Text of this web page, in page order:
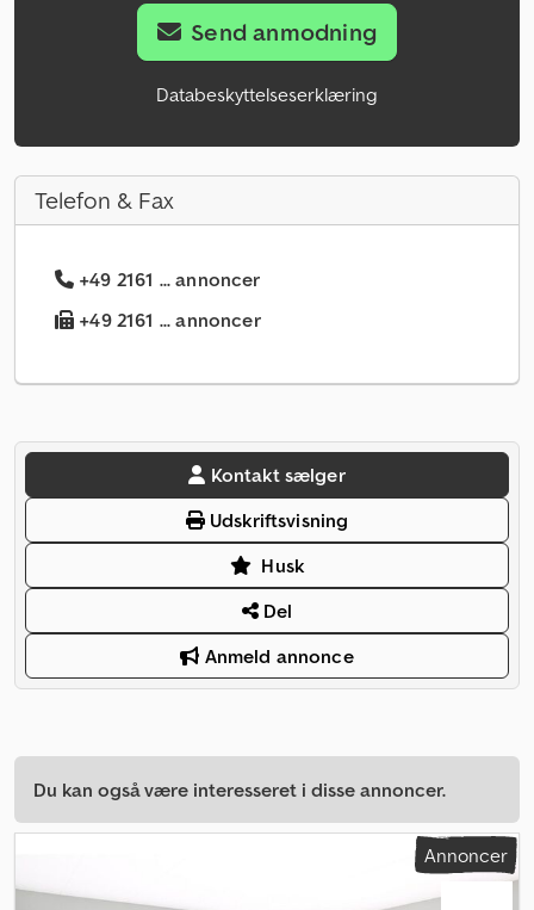
Send anmodning
Databeskyttelseserklæring
Telefon & Fax
+49 2161 ... annoncer
+49 2161 ... annoncer
Kontakt sælger
Udskriftsvisning
Husk
Del
Anmeld annonce
Du kan også være interesseret i disse annoncer.
Annoncer